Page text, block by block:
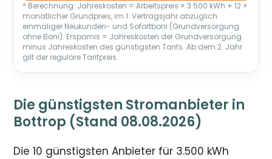
* Berechnung: Jahreskosten = Arbeitspreis × 3.500 kWh + 12 ×
monatlicher Grundpreis, im 1. Vertragsjahr abzüglich
einmaliger Neukunden- und Sofortboni (Grundversorgung
ohne Boni). Ersparnis = Jahreskosten der Grundversorgung
minus Jahreskosten des günstigsten Tarifs. Ab dem 2. Jahr
gilt der reguläre Tarifpreis.
Die günstigsten Stromanbieter in
Bottrop (Stand 08.08.2026)
Die 10 günstigsten Anbieter für 3.500 kWh